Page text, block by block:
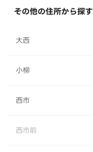
その他の住所から探す
大西
小柳
西市
西市前